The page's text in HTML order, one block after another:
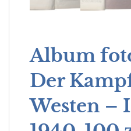
Album
Der
Westen –